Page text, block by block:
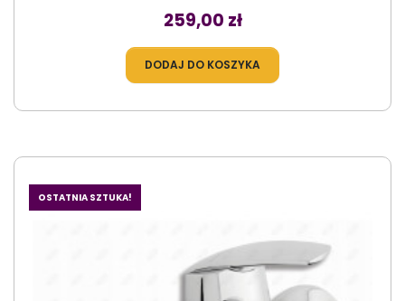
Cena
259,00 zł
DODAJ DO KOSZYKA
OSTATNIA SZTUKA!